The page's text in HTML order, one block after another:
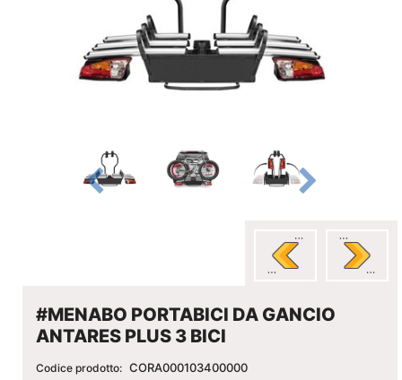
#MENABO PORTABICI DA GANCIO
ANTARES PLUS 3 BICI
Codice prodotto: CORA000103400000